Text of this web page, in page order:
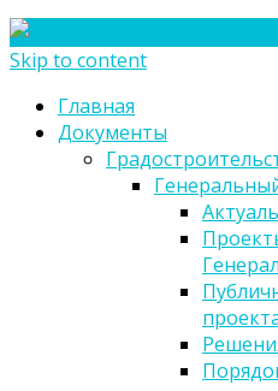
Skip to content
Главная
Документы